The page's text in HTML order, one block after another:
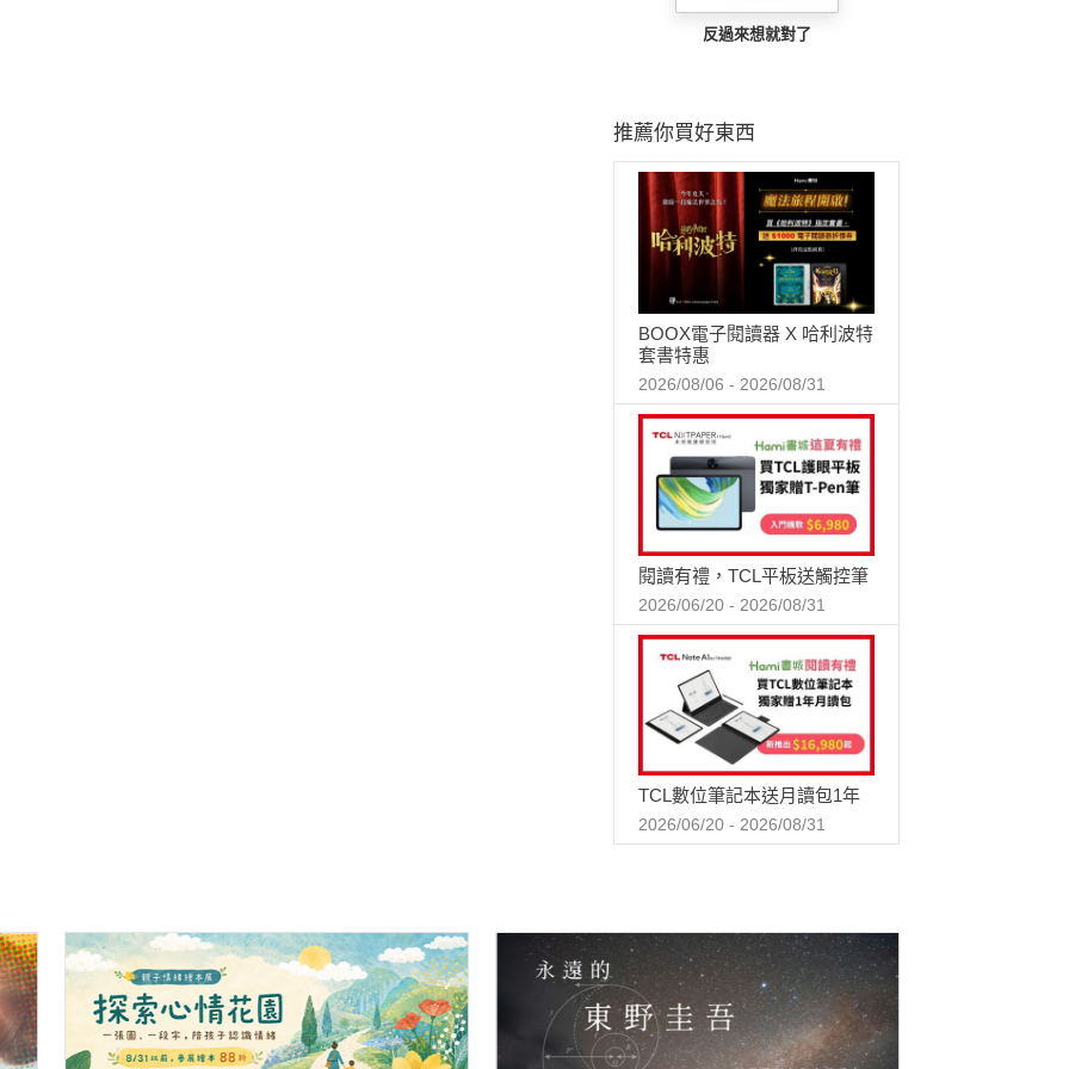
反過來想就對了
推薦你買好東西
BOOX電子閱讀器 X 哈利波特
套書特惠
2026/08/06 - 2026/08/31
閱讀有禮，TCL平板送觸控筆
2026/06/20 - 2026/08/31
TCL數位筆記本送月讀包1年
2026/06/20 - 2026/08/31